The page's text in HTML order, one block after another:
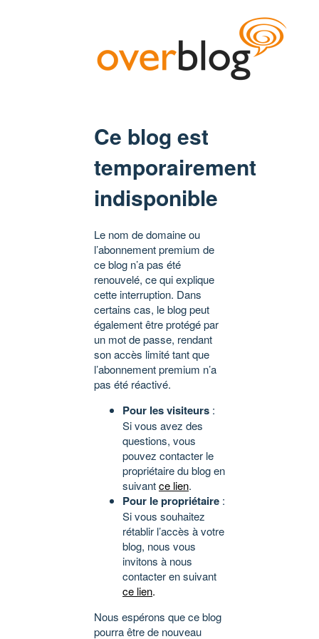
Ce blog est
temporairement
indisponible
Le nom de domaine ou
l’abonnement premium de
ce blog n’a pas été
renouvelé, ce qui explique
cette interruption. Dans
certains cas, le blog peut
également être protégé par
un mot de passe, rendant
son accès limité tant que
l’abonnement premium n’a
pas été réactivé.
Pour les visiteurs :
Si vous avez des
questions, vous
pouvez contacter le
propriétaire du blog en
suivantce lien.
Pour le propriétaire :
Si vous souhaitez
rétablir l’accès à votre
blog, nous vous
invitons à nous
contacter en suivant
ce lien.
Nous espérons que ce blog
pourra être de nouveau